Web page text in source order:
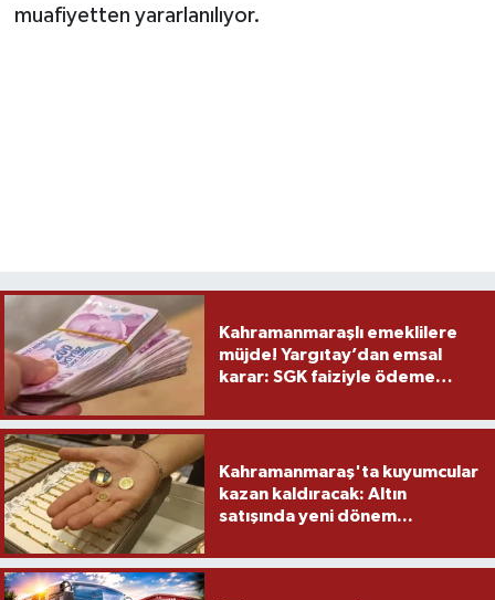
muafiyetten yararlanılıyor.
Kahramanmaraşlı emeklilere
müjde! Yargıtay’dan emsal
karar: SGK faiziyle ödeme
Kahramanmaraş'ta kuyumcular
kazan kaldıracak: Altın
satışında yeni dönem...